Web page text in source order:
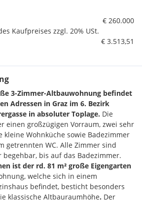
€ 260.000
Kaufpreises zzgl. 20% USt.
€ 3.513,51
3-Zimmer-Altbauwohnung befindet
Adressen in Graz im 6. Bezirk
in absoluter Toplage. Die
einen großzügigen Vorraum, zwei sehr
kleine Wohnküche sowie Badezimmer
getrennten WC. Alle Zimmer sind
bis auf das Badezimmer.
ist der rd. 81 m² große Eigengarten
welche sich in einem
befindet, besticht besonders
klassische Altbauraumhöhe. Der